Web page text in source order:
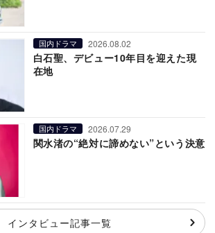
国内ドラマ 2026.08.02
白石聖、デビュー10年目を迎えた現
在地
国内ドラマ 2026.07.29
関水渚の“絶対に諦めない”という決意
インタビュー記事一覧